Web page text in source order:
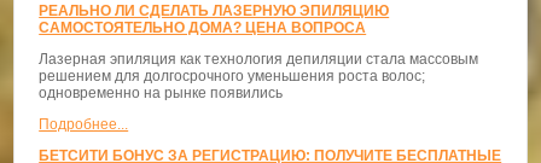
РЕАЛЬНО ЛИ СДЕЛАТЬ ЛАЗЕРНУЮ ЭПИЛЯЦИЮ
САМОСТОЯТЕЛЬНО ДОМА? ЦЕНА ВОПРОСА
Лазерная эпиляция как технология депиляции стала массовым
решением для долгосрочного уменьшения роста волос;
одновременно на рынке появились
Подробнее...
БЕТСИТИ БОНУС ЗА РЕГИСТРАЦИЮ: ПОЛУЧИТЕ БЕСПЛАТНЫЕ